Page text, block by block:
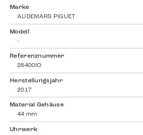
Marke
AUDEMARS PIGUET
Modell
-
Referenznummer
26400IO
Herstellungsjahr
2017
Material Gehäuse
44 mm
Uhrwerk